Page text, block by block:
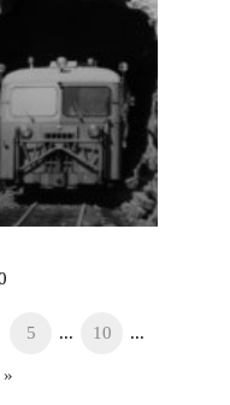
5 ... 10 ...
»